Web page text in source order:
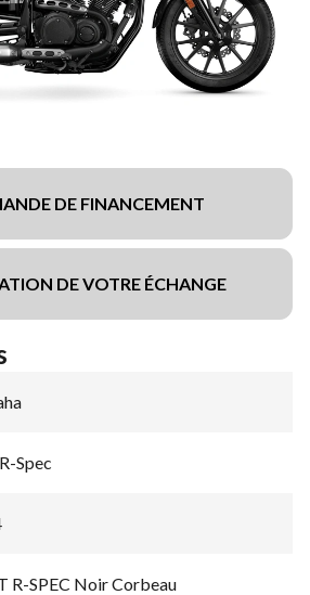
DE FINANCEMENT
DE VOTRE ÉCHANGE
Spec
R-SPEC Noir Corbeau